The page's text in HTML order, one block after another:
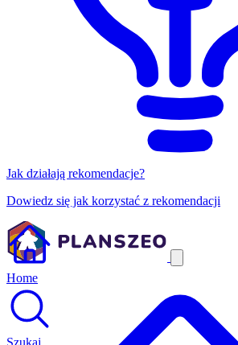
Jak działają rekomendacje?
Dowiedz się jak korzystać z rekomendacji
Home
Szukaj